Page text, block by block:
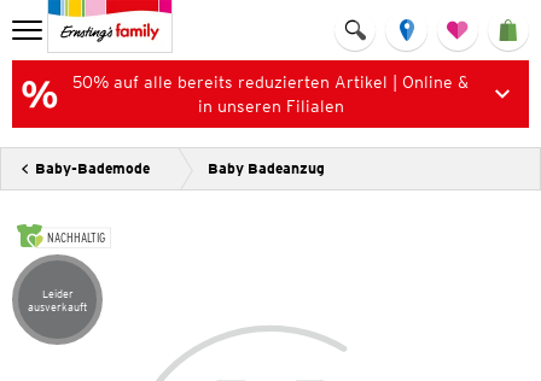
50% auf alle bereits reduzierten Artikel | Online &
in unseren Filialen
Baby-Bademode Baby Badeanzug
NACHHALTIG
Artikel leider ausverkauft
Leider
ausverkauft